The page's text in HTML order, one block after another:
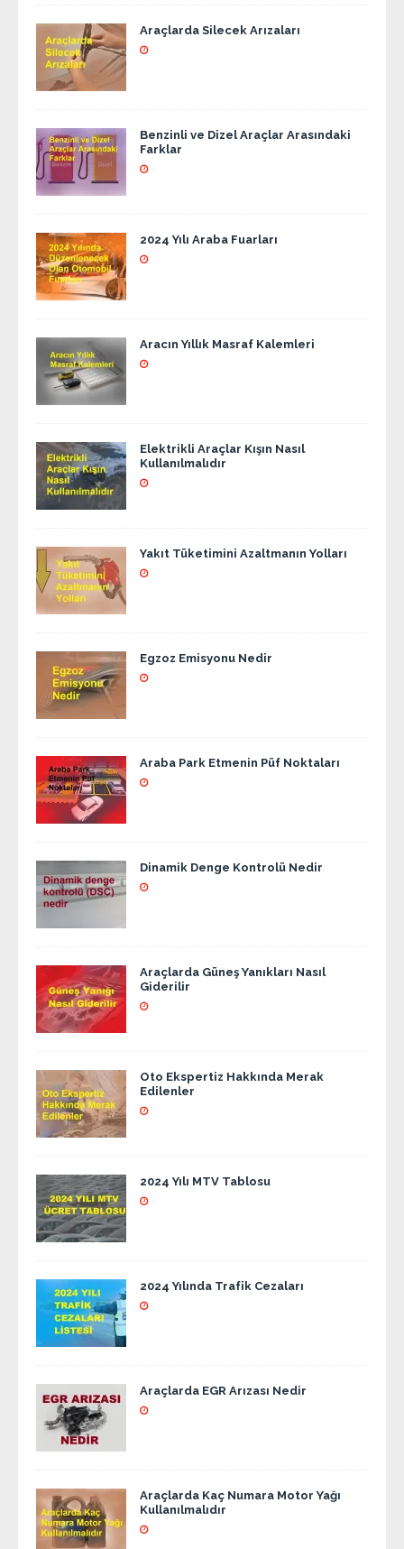
Araçlarda Silecek Arızaları
Benzinli ve Dizel Araçlar Arasındaki
Farklar
2024 Yılı Araba Fuarları
Aracın Yıllık Masraf Kalemleri
Elektrikli Araçlar Kışın Nasıl
Kullanılmalıdır
Yakıt Tüketimini Azaltmanın Yolları
Egzoz Emisyonu Nedir
Araba Park Etmenin Püf Noktaları
Dinamik Denge Kontrolü Nedir
Araçlarda Güneş Yanıkları Nasıl
Giderilir
Oto Ekspertiz Hakkında Merak
Edilenler
2024 Yılı MTV Tablosu
2024 Yılında Trafik Cezaları
Araçlarda EGR Arızası Nedir
Araçlarda Kaç Numara Motor Yağı
Kullanılmalıdır